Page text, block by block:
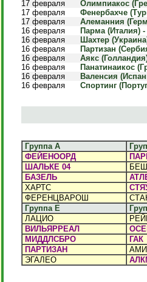
17 февраля
Олимпиакос
17 февраля
Фенербахче
17 февраля
Алеманния
16 февраля
Парма (Италия) -
16 февраля
Шахтер
16 февраля
Партизан
16 февраля
Аякс
16 февраля
Панатинаикос
16 февраля
Валенсия
16 февраля
Спортинг
Группа A
ФЕЙЕНООРД
ШАЛЬКЕ 04
БАЗЕЛЬ
ХАРТС
ФЕРЕНЦВАРОШ
Группа E
ЛАЦИО
ВИЛЬЯРРЕАЛ
МИДДЛСБРО
ГАК
ПАРТИЗАН
ЭГАЛЕО